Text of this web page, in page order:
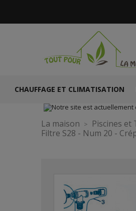
CHAUFFAGE ET CLIMATISATION
La maison Piscines et
Filtre S28 - Num 20 -